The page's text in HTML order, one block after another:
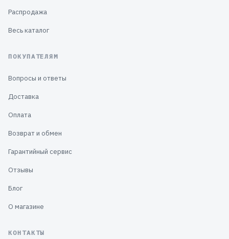
Распродажа
Весь каталог
ПОКУПАТЕЛЯМ
Вопросы и ответы
Доставка
Оплата
Возврат и обмен
Гарантийный сервис
Отзывы
Блог
О магазине
КОНТАКТЫ